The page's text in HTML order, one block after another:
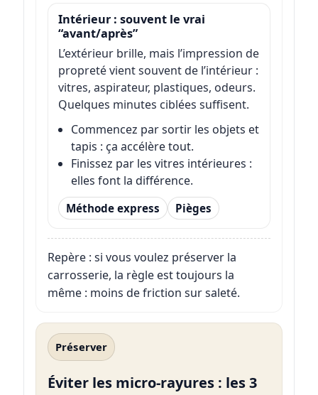
Intérieur : souvent le vrai
“avant/après”
L’extérieur brille, mais l’impression de
propreté vient souvent de l’intérieur :
vitres, aspirateur, plastiques, odeurs.
Quelques minutes ciblées suffisent.
Commencez par sortir les objets et
tapis : ça accélère tout.
Finissez par les vitres intérieures :
elles font la différence.
Méthode express Pièges
Repère : si vous voulez préserver la
carrosserie, la règle est toujours la
même : moins de friction sur saleté.
Préserver
Éviter les micro-rayures : les 3